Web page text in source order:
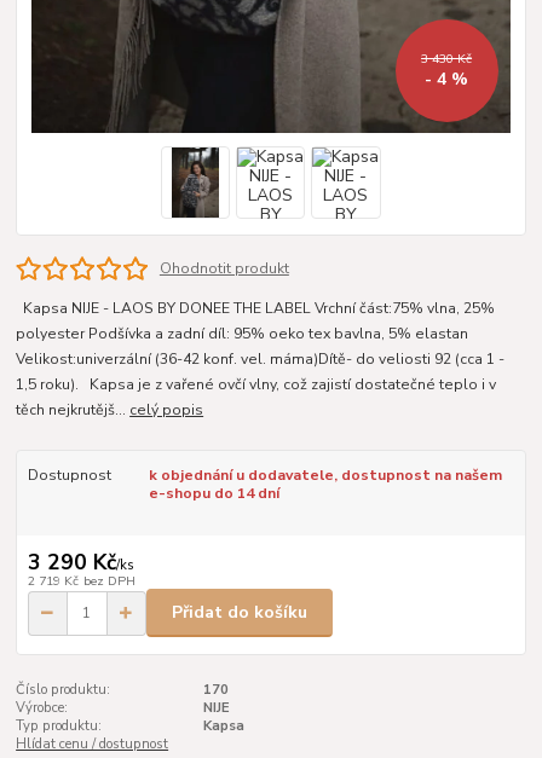
3 430 Kč
- 4 %
Ohodnotit produkt
Kapsa NIJE - LAOS BY DONEE THE LABEL Vrchní část:75% vlna, 25%
polyester Podšívka a zadní díl: 95% oeko tex bavlna, 5% elastan
Velikost:univerzální (36-42 konf. vel. máma)Dítě- do veliosti 92 (cca 1 -
1,5 roku). Kapsa je z vařené ovčí vlny, což zajistí dostatečné teplo i v
těch nejkrutějš... celý popis
Dostupnost
k objednání u dodavatele, dostupnost na našem
e-shopu do 14 dní
3 290 Kč/ks
2 719 Kč bez DPH
Přidat do košíku
Číslo produktu:
170
Výrobce:
NIJE
Typ produktu:
Kapsa
Hlídat cenu / dostupnost